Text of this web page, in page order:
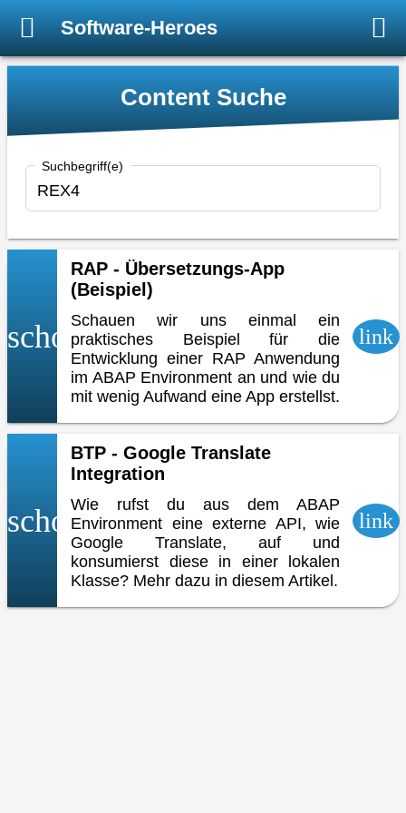
Software-Heroes
Content Suche
Suchbegriff(e)
school
RAP - Übersetzungs-App
(Beispiel)
Schauen wir uns einmal ein
praktisches Beispiel für die
Entwicklung einer RAP Anwendung
im ABAP Environment an und wie du
mit wenig Aufwand eine App erstellst.
link
school
BTP - Google Translate
Integration
Wie rufst du aus dem ABAP
Environment eine externe API, wie
Google Translate, auf und
konsumierst diese in einer lokalen
Klasse? Mehr dazu in diesem Artikel.
link